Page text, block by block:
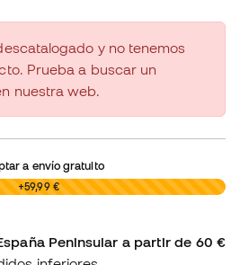
y no tenemos
Prueba a buscar un
nuestra web.
a envío gratuito
+59,99 €
Peninsular a partir de 60 €